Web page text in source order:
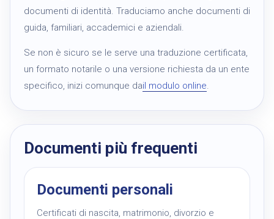
documenti di identità. Traduciamo anche documenti di
guida, familiari, accademici e aziendali.
Se non è sicuro se le serve una traduzione certificata,
un formato notarile o una versione richiesta da un ente
specifico, inizi comunque dail modulo online.
Documenti più frequenti
Documenti personali
Certificati di nascita, matrimonio, divorzio e